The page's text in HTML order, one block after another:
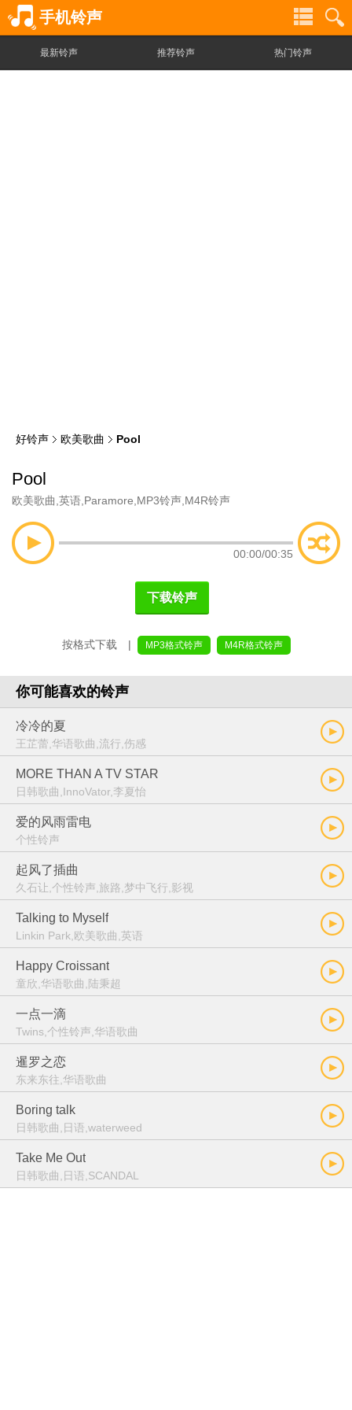
手机铃声
最新铃声 推荐铃声 热门铃声
好铃声 欧美歌曲 Pool
Pool
欧美歌曲 英语 Paramore MP3铃声 M4R铃声
00:00/00:35
下载铃声
按格式下载 | MP3格式铃声 M4R格式铃声
你可能喜欢的铃声
冷冷的夏
王芷蕾,华语歌曲,流行,伤感
MORE THAN A TV STAR
日韩歌曲,InnoVator,李夏怡
爱的风雨雷电
个性铃声
起风了插曲
久石让,个性铃声,旅路,梦中飞行,影视
Talking to Myself
Linkin Park,欧美歌曲,英语
Happy Croissant
童欣,华语歌曲,陆秉超
一点一滴
Twins,个性铃声,华语歌曲
暹罗之恋
东来东往,华语歌曲
Boring talk
日韩歌曲,日语,waterweed
Take Me Out
日韩歌曲,日语,SCANDAL